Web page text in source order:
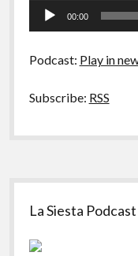
–
Tocador
00:00
Podcast: Play in
Subscribe: RSS
Sidebar
La Siesta Podcast